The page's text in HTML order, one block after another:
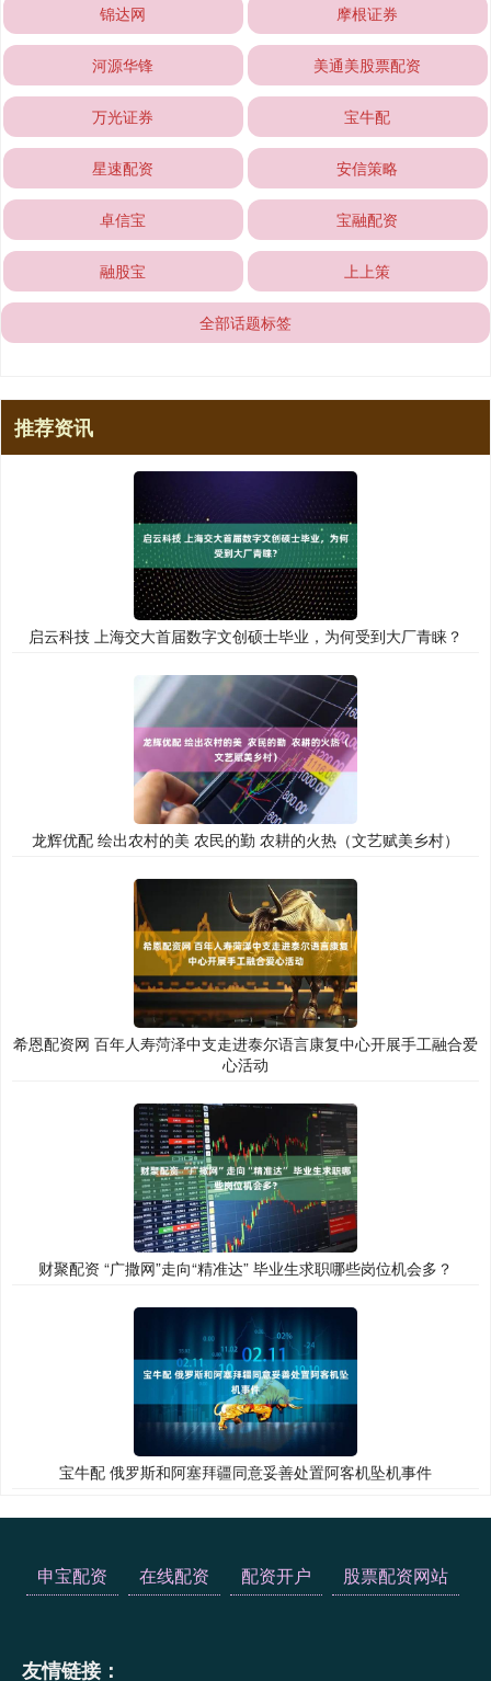
锦达网 摩根证券
河源华锋 美通美股票配资
万光证券 宝牛配
星速配资 安信策略
卓信宝 宝融配资
融股宝 上上策
全部话题标签
推荐资讯
启云科技 上海交大首届数字文创硕士毕业，为何受到大厂青睐？
龙辉优配 绘出农村的美 农民的勤 农耕的火热（文艺赋美乡村）
希恩配资网 百年人寿菏泽中支走进泰尔语言康复中心开展手工融合爱
心活动
财聚配资 “广撒网”走向“精准达” 毕业生求职哪些岗位机会多？
宝牛配 俄罗斯和阿塞拜疆同意妥善处置阿客机坠机事件
申宝配资 在线配资 配资开户 股票配资网站
友情链接：